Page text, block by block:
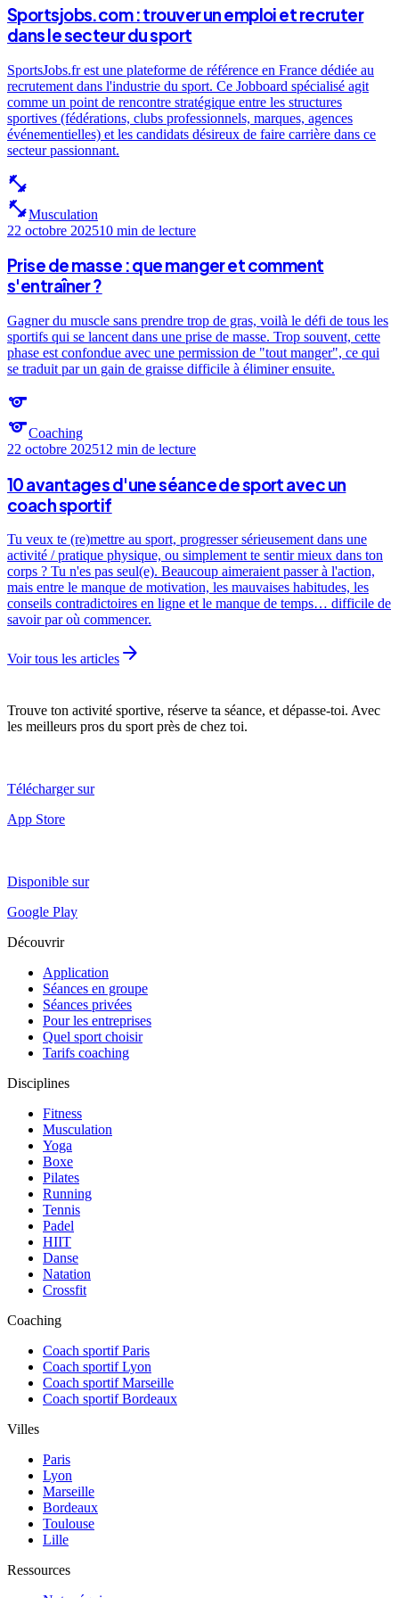
Sportsjobs.com : trouver un emploi et recruter
dans le secteur du sport
SportsJobs.fr est une plateforme de référence en France dédiée au
recrutement dans l'industrie du sport. Ce Jobboard spécialisé agit
comme un point de rencontre stratégique entre les structures
sportives (fédérations, clubs professionnels, marques, agences
événementielles) et les candidats désireux de faire carrière dans ce
secteur passionnant.
fitness_center
fitness_centerMusculation
22 octobre 202510 min de lecture
Prise de masse : que manger et comment
s'entraîner ?
Gagner du muscle sans prendre trop de gras, voilà le défi de tous les
sportifs qui se lancent dans une prise de masse. Trop souvent, cette
phase est confondue avec une permission de "tout manger", ce qui
se traduit par un gain de graisse difficile à éliminer ensuite.
sports
sportsCoaching
22 octobre 202512 min de lecture
10 avantages d'une séance de sport avec un
coach sportif
Tu veux te (re)mettre au sport, progresser sérieusement dans une
activité / pratique physique, ou simplement te sentir mieux dans ton
corps ? Tu n'es pas seul(e). Beaucoup aimeraient passer à l'action,
mais entre le manque de motivation, les mauvaises habitudes, les
conseils contradictoires en ligne et le manque de temps… difficile de
savoir par où commencer.
Voir tous les articles arrow_forward
Trouve ton activité sportive, réserve ta séance, et dépasse-toi. Avec
les meilleurs pros du sport près de chez toi.
Télécharger sur
App Store
Disponible sur
Google Play
Découvrir
Application
Séances en groupe
Séances privées
Pour les entreprises
Quel sport choisir
Tarifs coaching
Disciplines
Fitness
Musculation
Yoga
Boxe
Pilates
Running
Tennis
Padel
HIIT
Danse
Natation
Crossfit
Coaching
Coach sportif Paris
Coach sportif Lyon
Coach sportif Marseille
Coach sportif Bordeaux
Villes
Paris
Lyon
Marseille
Bordeaux
Toulouse
Lille
Ressources